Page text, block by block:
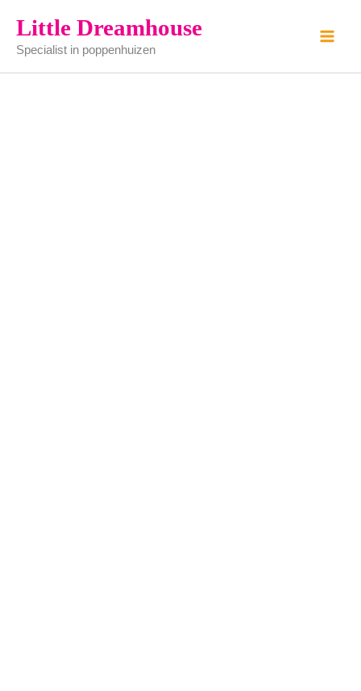
naar
inhoud
Little Dreamhouse
Specialist in poppenhuizen
kan
aantal